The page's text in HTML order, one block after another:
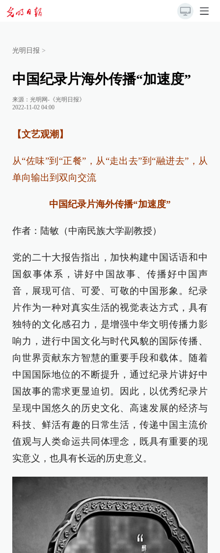
光明日报 >
中国纪录片海外传播“加速度”
来源： 光明网-《光明日报》
2022-11-02 04:00
【文艺观潮】
从“佐味”到“正餐”，从“走出去”到“融进去”，从
单向输出到双向交流
中国纪录片海外传播“加速度”
作者：陆敏（中南民族大学副教授）
党的二十大报告指出，加快构建中国话语和中
国叙事体系，讲好中国故事、传播好中国声
音，展现可信、可爱、可敬的中国形象。纪录
片作为一种对真实生活的视觉表达方式，具有
独特的文化感召力，是增强中华文明传播力影
响力，进行中国文化与时代风貌的国际传播、
向世界贡献东方智慧的重要手段和载体。随着
中国国际地位的不断提升，通过纪录片讲好中
国故事的需求更显迫切。因此，以优秀纪录片
呈现中国悠久的历史文化、高速发展的经济与
科技、鲜活有趣的日常生活，传递中国主流价
值观与人类命运共同体理念，既具有重要的现
实意义，也具有长远的历史意义。